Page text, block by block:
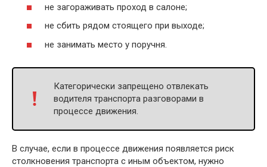
не загораживать проход в салоне;
не сбить рядом стоящего при выходе;
не занимать место у поручня.
Категорически запрещено отвлекать
водителя транспорта разговорами в
процессе движения.
В случае, если в процессе движения появляется риск
столкновения транспорта с иным объектом, нужно